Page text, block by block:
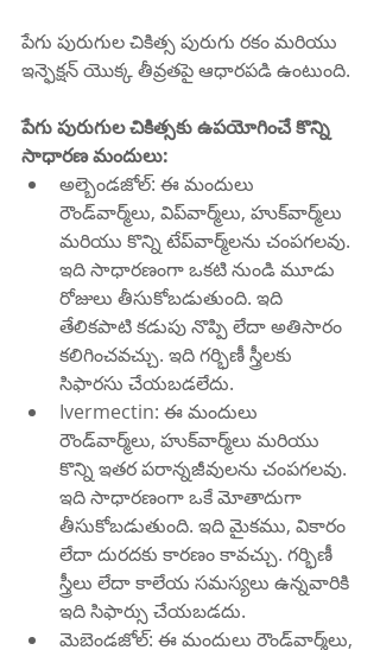
పేగు పురుగుల చికిత్స పురుగు రకం మరియు
ఇన్ఫెక్షన్ యొక్క తీవ్రతపై ఆధారపడి ఉంటుంది.
పేగు పురుగుల చికిత్సకు ఉపయోగించే కొన్ని
సాధారణ మందులు:
అల్బెండజోల్: ఈ మందులు
రౌండ్‌వార్మ్‌లు, విప్‌వార్మ్‌లు, హుక్‌వార్మ్‌లు
మరియు కొన్ని టేప్‌వార్మ్‌లను చంపగలవు.
ఇది సాధారణంగా ఒకటి నుండి మూడు
రోజులు తీసుకోబడుతుంది. ఇది
తేలికపాటి కడుపు నొప్పి లేదా అతిసారం
కలిగించవచ్చు. ఇది గర్భిణీ స్త్రీలకు
సిఫారసు చేయబడలేదు.
Ivermectin: ఈ మందులు
రౌండ్‌వార్మ్‌లు, హుక్‌వార్మ్‌లు మరియు
కొన్ని ఇతర పరాన్నజీవులను చంపగలవు.
ఇది సాధారణంగా ఒకే మోతాదుగా
తీసుకోబడుతుంది. ఇది మైకము, వికారం
లేదా దురదకు కారణం కావచ్చు. గర్భిణీ
స్త్రీలు లేదా కాలేయ సమస్యలు ఉన్నవారికి
ఇది సిఫార్సు చేయబడదు.
మెబెండజోల్: ఈ మందులు రౌండ్‌వార్మ్‌లు,